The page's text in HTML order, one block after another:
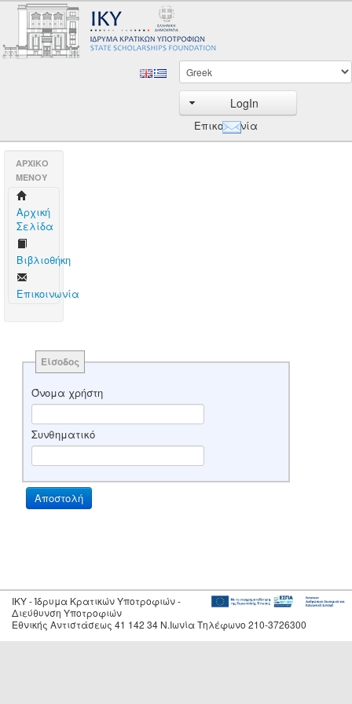
LogIn
Επικοινωνία
AΡΧΙΚΟ
ΜΕΝΟΥ
Aρχική
Σελίδα
Βιβλιοθήκη
Επικοινωνία
Είσοδος
Όνομα χρήστη
Συνθηματικό
IKY - Ίδρυμα Κρατικών Υποτροφιών -
Διεύθυνση Υποτροφιών
Εθνικής Αντιστάσεως 41 142 34 Ν.Ιωνία Τηλέφωνο 210-3726300